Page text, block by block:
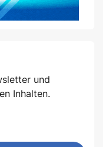
und
Inhalten.